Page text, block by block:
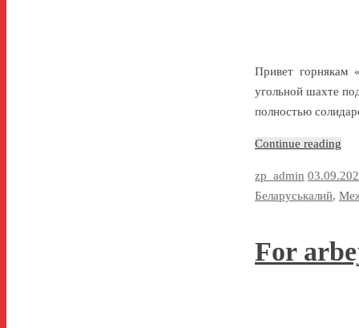
Привет горнякам
угольной шахте
полностью
Continue reading
zp_admin
Беларуськалий,
For